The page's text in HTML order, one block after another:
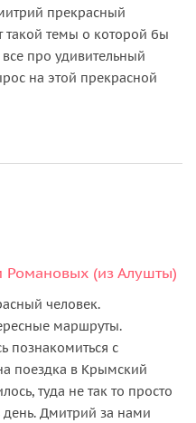
прекрасный
такой темы о которой бы
все про удивительный
на этой прекрасной
Романовых (из Алушты)
человек.
маршруты.
познакомиться с
поездка в Крымский
туда не так то просто
день. Дмитрий за нами